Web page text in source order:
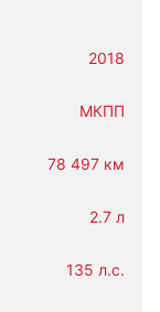
2018
МКПП
78 497 км
2.7 л
135 л.с.